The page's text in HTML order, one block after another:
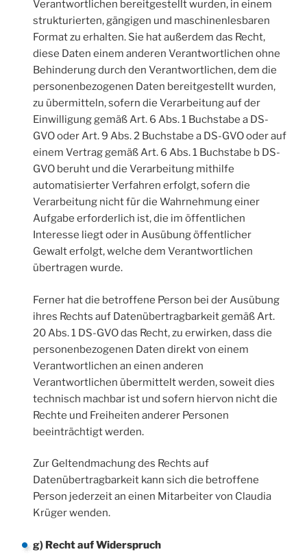
Verantwortlichen bereitgestellt wurden, in einem
strukturierten, gängigen und maschinenlesbaren
Format zu erhalten. Sie hat außerdem das Recht,
diese Daten einem anderen Verantwortlichen ohne
Behinderung durch den Verantwortlichen, dem die
personenbezogenen Daten bereitgestellt wurden,
zu übermitteln, sofern die Verarbeitung auf der
Einwilligung gemäß Art. 6 Abs. 1 Buchstabe a DS-
GVO oder Art. 9 Abs. 2 Buchstabe a DS-GVO oder auf
einem Vertrag gemäß Art. 6 Abs. 1 Buchstabe b DS-
GVO beruht und die Verarbeitung mithilfe
automatisierter Verfahren erfolgt, sofern die
Verarbeitung nicht für die Wahrnehmung einer
Aufgabe erforderlich ist, die im öffentlichen
Interesse liegt oder in Ausübung öffentlicher
Gewalt erfolgt, welche dem Verantwortlichen
übertragen wurde.
Ferner hat die betroffene Person bei der Ausübung
ihres Rechts auf Datenübertragbarkeit gemäß Art.
20 Abs. 1 DS-GVO das Recht, zu erwirken, dass die
personenbezogenen Daten direkt von einem
Verantwortlichen an einen anderen
Verantwortlichen übermittelt werden, soweit dies
technisch machbar ist und sofern hiervon nicht die
Rechte und Freiheiten anderer Personen
beeinträchtigt werden.
Zur Geltendmachung des Rechts auf
Datenübertragbarkeit kann sich die betroffene
Person jederzeit an einen Mitarbeiter von Claudia
Krüger wenden.
g) Recht auf Widerspruch